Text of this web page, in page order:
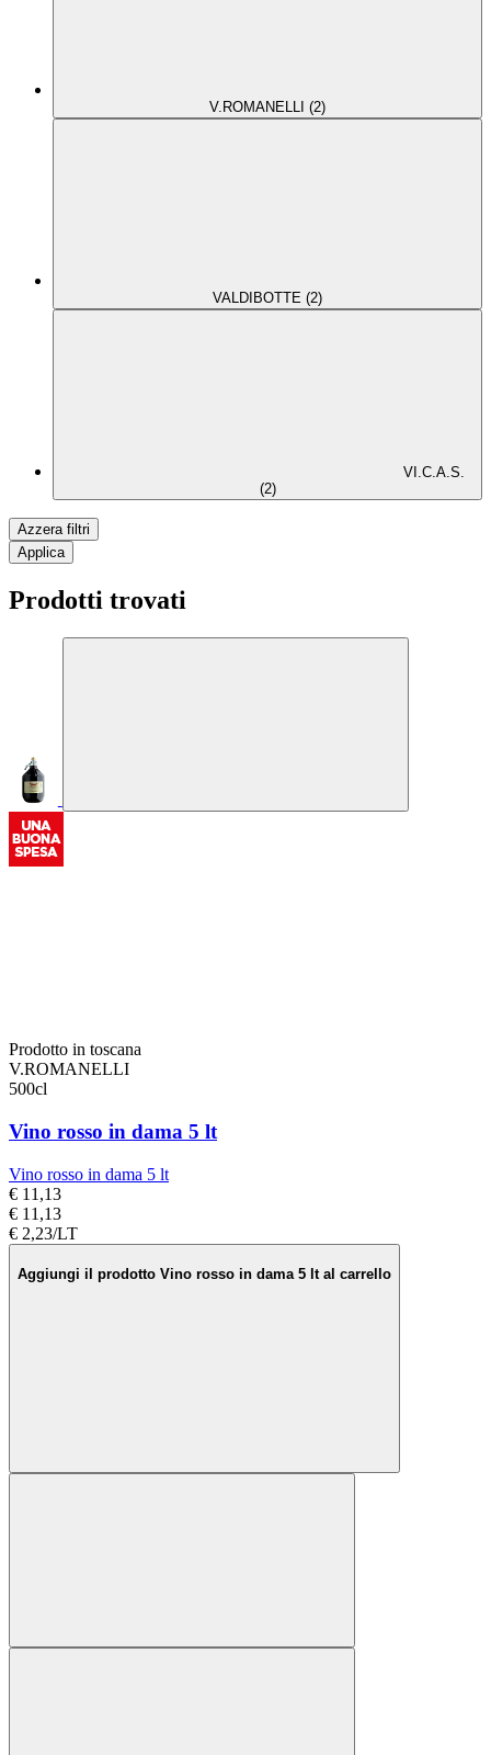
V.ROMANELLI (2)
VALDIBOTTE (2)
VI.C.A.S.
(2)
Azzera filtri
Applica
Prodotti trovati
Prodotto in toscana
V.ROMANELLI
500cl
Vino rosso in dama 5 lt
Vino rosso in dama 5 lt
€ 11,13
€ 11,13
€ 2,23/LT
Aggiungi il prodotto Vino rosso in dama 5 lt al carrello